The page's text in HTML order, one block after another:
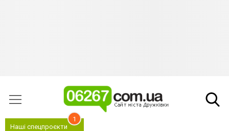
Наші спецпроєкти
1